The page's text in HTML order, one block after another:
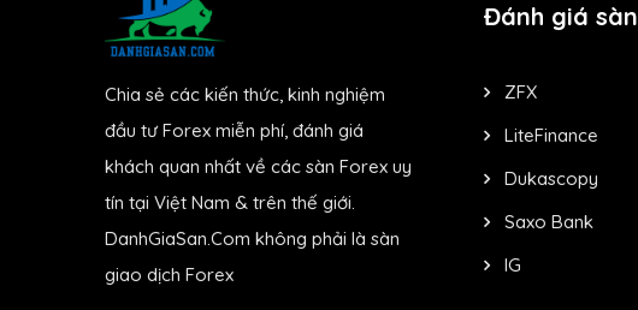
Chia sẻ các kiến thức, kinh nghiệm
đầu tư Forex miễn phí, đánh giá
khách quan nhất về các sàn Forex uy
tín tại Việt Nam & trên thế giới.
DanhGiaSan.Com không phải là sàn
giao dịch Forex
Đánh giá sàn
ZFX
LiteFinance
Dukascopy
Saxo Bank
IG